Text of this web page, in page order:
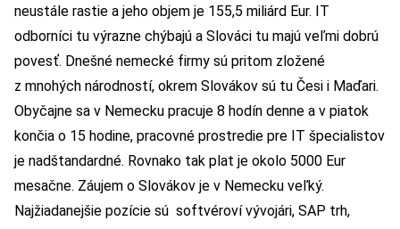
neustále rastie a jeho objem je 155,5 miliárd Eur. IT
odborníci tu výrazne chýbajú a Slováci tu majú veľmi dobrú
povesť. Dnešné nemecké firmy sú pritom zložené
z mnohých národností, okrem Slovákov sú tu Česi i Maďari.
Obyčajne sa v Nemecku pracuje 8 hodín denne a v piatok
končia o 15 hodine, pracovné prostredie pre IT špecialistov
je nadštandardné. Rovnako tak plat je okolo 5000 Eur
mesačne. Záujem o Slovákov je v Nemecku veľký.
Najžiadanejšie pozície sú softvéroví vývojári, SAP trh,